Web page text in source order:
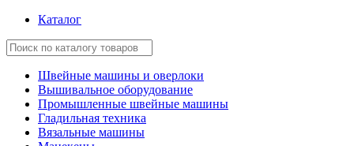
Каталог
Швейные машины и оверлоки
Вышивальное оборудование
Промышленные швейные машины
Гладильная техника
Вязальные машины